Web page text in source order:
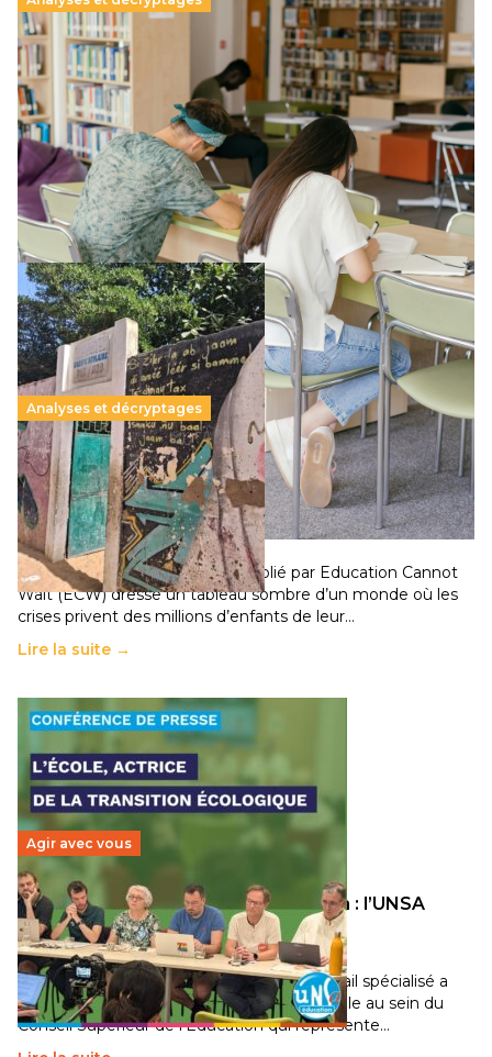
Supérieur privé : une dérive qui met à mal la
promesse républicaine
11 juillet 2026-
Le projet de loi sur la régulation de l’enseignement
supérieur privé met en lumière l’amplification d’un système
qui relègue l’acte pédagogique au superfétatoire, voire à…
Lire la suite →
Analyses et décryptages
258 millions d’enfants victimes de la guerre, des
chocs climatiques et des déplacements de
population
11 juillet 2026- National
Un nouveau rapport mondial publié par Education Cannot
Wait (ECW) dresse un tableau sombre d’un monde où les
crises privent des millions d’enfants de leur…
Lire la suite →
Agir avec vous
Transition écologique de l’éducation : l’UNSA
Éducation fait bouger les lignes
30 juin 2026-National
Pendant plusieurs mois, un groupe de travail spécialisé a
travaillé sur la transition écologique de l’Ecole au sein du
Conseil Supérieur de l’Éducation qui représente…